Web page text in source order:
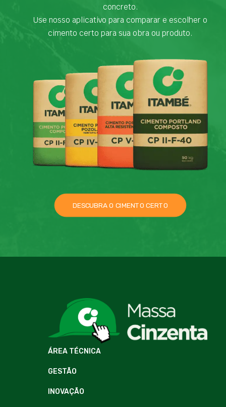
concreto.
Use nosso aplicativo para comparar e escolher o
cimento certo para sua obra ou produto.
DESCUBRA O CIMENTO CERTO
ÁREA TÉCNICA
GESTÃO
INOVAÇÃO